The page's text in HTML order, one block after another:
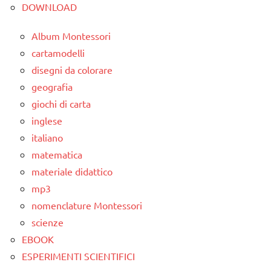
DOWNLOAD
Album Montessori
cartamodelli
disegni da colorare
geografia
giochi di carta
inglese
italiano
matematica
materiale didattico
mp3
nomenclature Montessori
scienze
EBOOK
ESPERIMENTI SCIENTIFICI